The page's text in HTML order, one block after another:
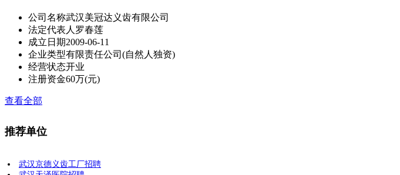
公司名称武汉美冠达义齿有限公司
法定代表人 罗春莲
成立日期2009-06-11
企业类型有限责任公司(自然人独资)
经营状态开业
注册资金60万(元)
查看全部
推荐单位
武汉京德义齿工厂招聘